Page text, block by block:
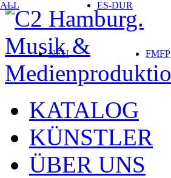
KATALOG
KÜNSTLER
ÜBER UNS
ALL ES-DUR
NEU FMFP